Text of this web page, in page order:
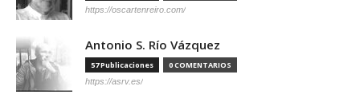
https://oscartenreiro.com/
Antonio S. Río Vázquez
57 Publicaciones 0 COMENTARIOS
https://asrv.es/